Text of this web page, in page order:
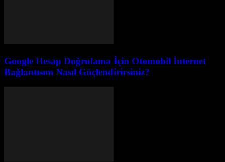
Google Hesap Doğrulama İçin Otomobil İnternet
Bağlantısını Nasıl Güçlendirirsiniz?